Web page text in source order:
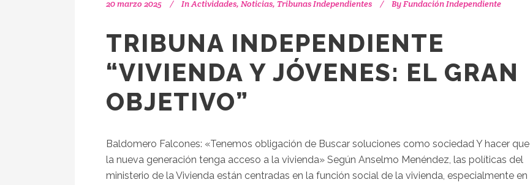
20 marzo 2025 InActividades, Noticias, Tribunas Independientes ByFundación Independiente
TRIBUNA INDEPENDIENTE
“VIVIENDA Y JÓVENES: EL GRAN
OBJETIVO”
Baldomero Falcones: «Tenemos obligación de Buscar soluciones como sociedad Y hacer que
la nueva generación tenga acceso a la vivienda» Según Anselmo Menéndez, las políticas del
ministerio de la Vivienda están centradas en la función social de la vivienda, especialmente en